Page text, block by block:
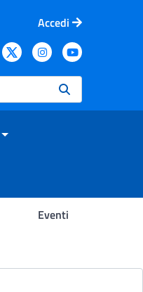
Accedi
Eventi